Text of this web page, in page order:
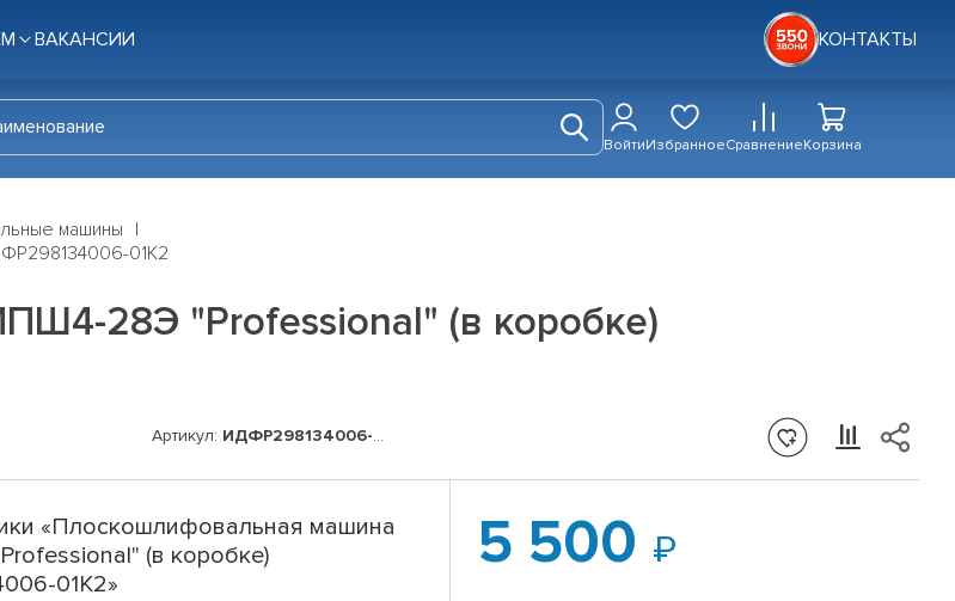
ВАКАНСИИ КОНТАКТЫ
ВойтиИзбранноеСравнениеКорзина
машины
01К2
28Э "Professional" (в коробке)
Артикул: ИДФР298134006-01К2
«Плоскошлифовальная машина
(в коробке)
01К2»
5 500